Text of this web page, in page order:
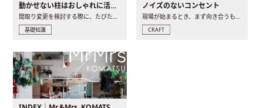
動かせない柱はおしゃれに活用！柱を魅せるリノベーション(リノベ)4選
間取り変更を検討する際に、たびたび皆さんの頭を悩ませる動か..
基礎知識
ノイズのないコンセント
現場が始まるとき、まず向き合うものの一つがコンセントです..
CRAFT